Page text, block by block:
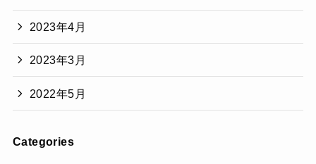
2023年4月
2023年3月
2022年5月
Categories